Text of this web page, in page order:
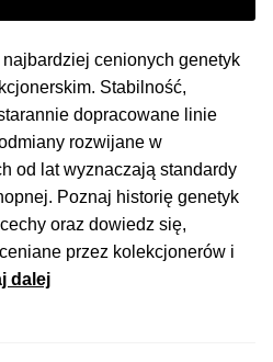
cenionych genetyk
Stabilność,
dopracowane linie
rozwijane w
od lat wyznaczają standardy
Poznaj historię genetyk
oraz dowiedz się,
przez kolekcjonerów i
dalejWyjątkowe